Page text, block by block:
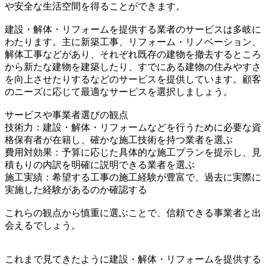
や安全な生活空間を得ることができます。
建設・解体・リフォームを提供する業者のサービスは多岐に
わたります。主に新築工事、リフォーム・リノベーション、
解体工事などがあり、それぞれ既存の建物を撤去するところ
から新たな建物を建築したり、すでにある建物の住みやすさ
を向上させたりするなどのサービスを提供しています。顧客
のニーズに応じて最適なサービスを選択しましょう。
サービスや事業者選びの観点
技術力：建設・解体・リフォームなどを行うために必要な資
格保有者が在籍し、確かな施工技術を持つ業者を選ぶ
費用対効果：予算に応じた具体的な施工プランを提示し、見
積もりの内訳を明確に説明できる業者を選ぶ
施工実績：希望する工事の施工経験が豊富で、過去に実際に
実施した経験があるのか確認する
これらの観点から慎重に選ぶことで、信頼できる事業者と出
会えるでしょう。
これまで見てきたように建設・解体・リフォームを提供する